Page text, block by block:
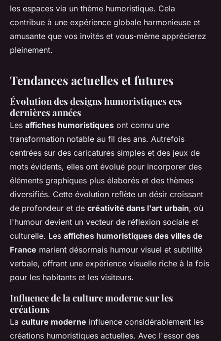
les espaces via un thème humoristique. Cela
contribue à une expérience globale harmonieuse et
amusante que vos invités et vous-même apprécierez
pleinement.
Tendances actuelles et futures
Évolution des designs humoristiques ces
dernières années
Les affiches humoristiques ont connu une
transformation notable au fil des ans. Autrefois
centrées sur des caricatures simples et des jeux de
mots évidents, elles ont évolué pour incorporer des
éléments graphiques plus élaborés et des thèmes
diversifiés. Cette évolution reflète un désir croissant
de profondeur et de créativité dans l'art urbain, où
l'humour devient un vecteur de réflexion sociale et
culturelle. Les affiches humoristiques des villes de
France marient désormais humour visuel et subtilité
verbale, offrant une expérience visuelle riche à la fois
pour les habitants et les visiteurs.
Influence de la culture moderne sur les
créations
La culture moderne influence considérablement les
créations humoristiques actuelles. Avec l'essor des